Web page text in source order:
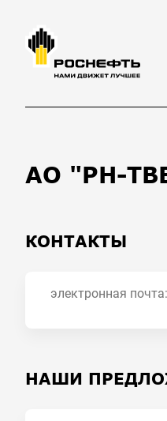
АО "РН-
КОНТАКТЫ
электронная почта:
НАШИ